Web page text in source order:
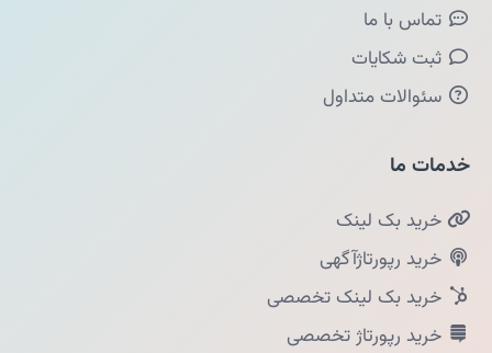
تماس با ما
ثبت شکایات
سئوالات متداول
خدمات ما
خرید بک لینک
خرید رپورتاژآگهی
خرید بک لینک تخصصی
خرید رپورتاژ تخصصی